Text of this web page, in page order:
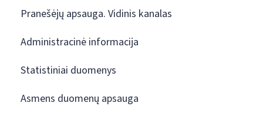
Pranešėjų apsauga. Vidinis kanalas
Administracinė informacija
Statistiniai duomenys
Asmens duomenų apsauga